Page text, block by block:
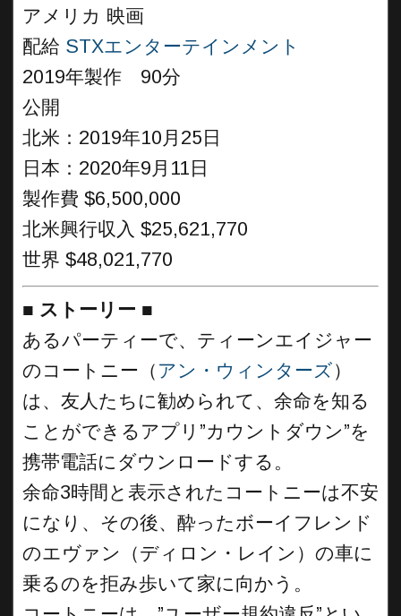
アメリカ 映画
配給 STXエンターテインメント
2019年製作 90分
公開
北米：2019年10月25日
日本：2020年9月11日
製作費 $6,500,000
北米興行収入 $25,621,770
世界 $48,021,770
■ ストーリー ■
あるパーティーで、ティーンエイジャー
のコートニー（ アン・ウィンターズ）
は、友人たちに勧められて、余命を知る
ことができるアプリ”カウントダウン”を
携帯電話にダウンロードする。
余命3時間と表示されたコートニーは不安
になり、その後、酔ったボーイフレンド
のエヴァン（ディロン・レイン）の車に
乗るのを拒み歩いて家に向かう。